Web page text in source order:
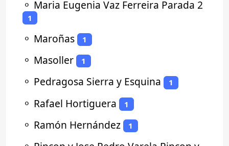
⚬ Maria Eugenia Vaz Ferreira Parada 2
1
⚬ Maroñas 1
⚬ Masoller 1
⚬ Pedragosa Sierra y Esquina 1
⚬ Rafael Hortiguera 1
⚬ Ramón Hernández 1